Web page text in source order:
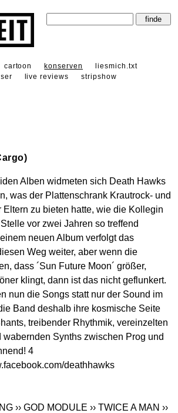
cartoon konserven
liesmich.txt
live reviews
stripshow
Alben widmeten sich Death Hawks
was der Plattenschrank Krautrock- und
Eltern zu bieten hatte, wie die Kollegin
vor zwei Jahren so treffend
neuen Album verfolgt das
Weg weiter, aber wenn die
dass ´Sun Future Moon´ größer,
klingt, dann ist das nicht geflunkert.
nun die Songs statt nur der Sound im
Band deshalb ihre kosmische Seite
treibender Rhythmik, vereinzelten
wabernden Synths zwischen Prog und
4
deathhawks
›› GOD MODULE ›› TWICE A MAN ››